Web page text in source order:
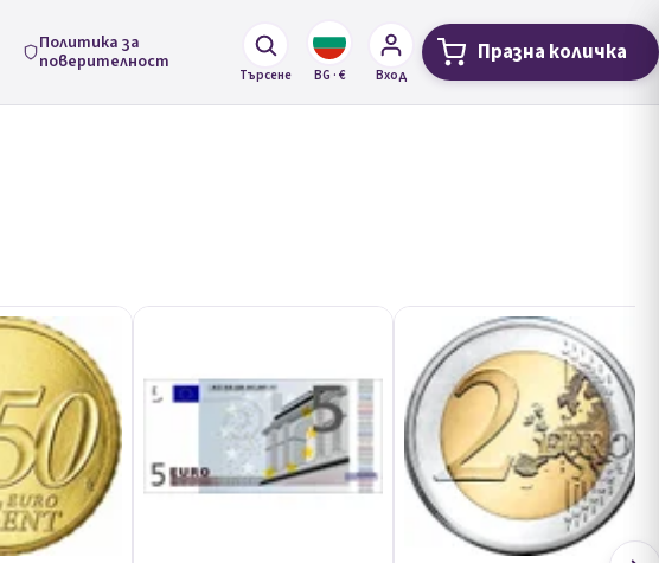
Политика за
поверителност
Търсене BG · € Вход Количка за
Празна количка